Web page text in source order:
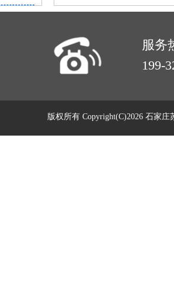
服务
199-
版权所有 Copyright(C)2026 石家